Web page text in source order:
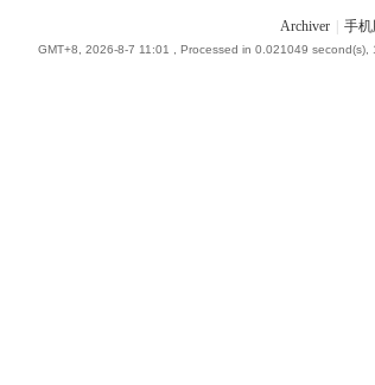
Archiver 手机
GMT+8, 2026-8-7 11:01 , Processed in 0.021049 second(s),